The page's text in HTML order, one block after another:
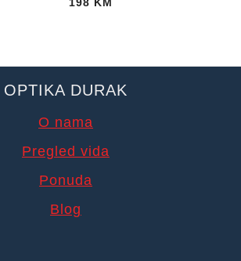
OPTIKA DURAK
O nama
Pregled vida
Ponuda
Blog